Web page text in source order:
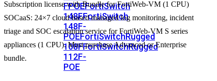
FPOEFortiSwitch
148FFortiSwitch
148F-
POEFortiSwitchRugged
108FFortiSwitchRugged
112F-
POE
Subscription license with Bundle for FortiWeb-VM (1 CPU)
SOCaaS: 24×7 cloud-based managed log monitoring, incident
triage and SOC escalation service for FortiWeb-VM S series
appliances (1 CPU). Must purchase Advanced or Enterprise
bundle.